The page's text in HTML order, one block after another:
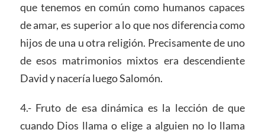
que tenemos en común como humanos capaces
de amar, es superior a lo que nos diferencia como
hijos de una u otra religión. Precisamente de uno
de esos matrimonios mixtos era descendiente
David y nacería luego Salomón.
4.- Fruto de esa dinámica es la lección de que
cuando Dios llama o elige a alguien no lo llama